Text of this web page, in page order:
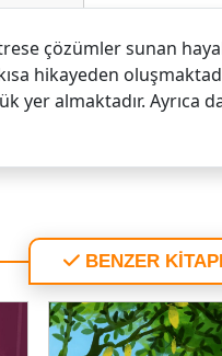
çözümler sunan
hikayeden
yer almaktadır.
BENZER